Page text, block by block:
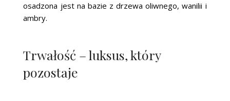
osadzona jest na bazie z drzewa oliwnego, wanilii i
ambry.
Trwałość – luksus, który
pozostaje